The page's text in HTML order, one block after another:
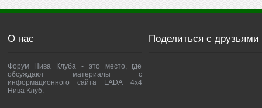
О нас
Форум Нива Клуба - это место, где
обсуждают материалы с
информационного сайта LADA 4x4
Нива Клуб.
Поделиться с друзьями